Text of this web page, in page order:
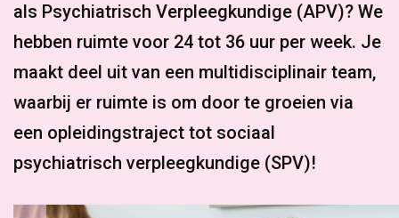
als Psychiatrisch Verpleegkundige (APV)? We
hebben ruimte voor 24 tot 36 uur per week. Je
maakt deel uit van een multidisciplinair team,
waarbij er ruimte is om door te groeien via
een opleidingstraject tot sociaal
psychiatrisch verpleegkundige (SPV)!